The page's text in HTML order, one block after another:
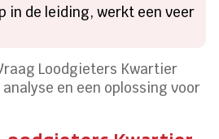
in de leiding, werkt een veer
Loodgieters Kwartier
en een oplossing voor